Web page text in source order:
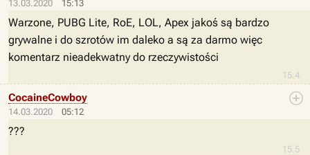
13.03.2020 15:13
15.4
Warzone, PUBG Lite, RoE, LOL, Apex jakoś są bardzo
grywalne i do szrotów im daleko a są za darmo więc
komentarz nieadekwatny do rzeczywistości
14.03.2020 05:12
15.5
CocaineCowboy
???